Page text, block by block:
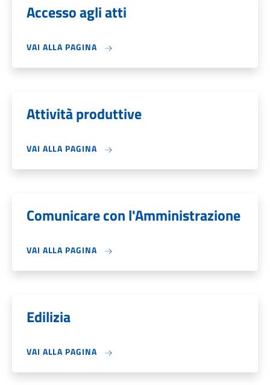
Accesso agli atti
VAI ALLA PAGINA
Attività produttive
VAI ALLA PAGINA
Comunicare con l'Amministrazione
VAI ALLA PAGINA
Edilizia
VAI ALLA PAGINA